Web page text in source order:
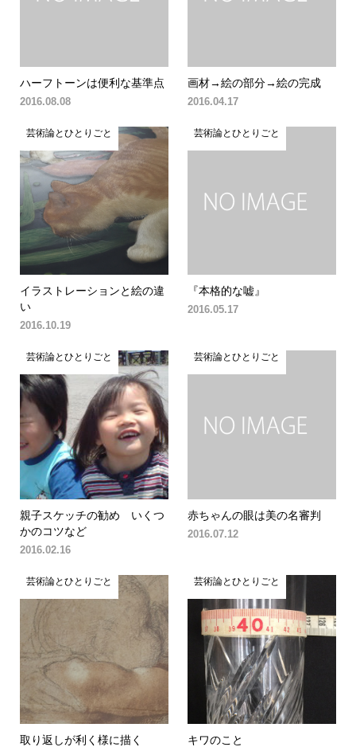
ハーフトーンは便利な基準点
2016.08.08
画材→絵の部分→絵の完成
2016.04.17
芸術論とひとりごと
イラストレーションと絵の違
い
2016.10.19
芸術論とひとりごと
『本格的な嘘』
2016.05.17
芸術論とひとりごと
親子スケッチの勧め いくつ
かのコツなど
2016.02.16
芸術論とひとりごと
赤ちゃんの眼は美の名審判
2016.07.12
芸術論とひとりごと
取り返しが利く様に描く
芸術論とひとりごと
キワのこと